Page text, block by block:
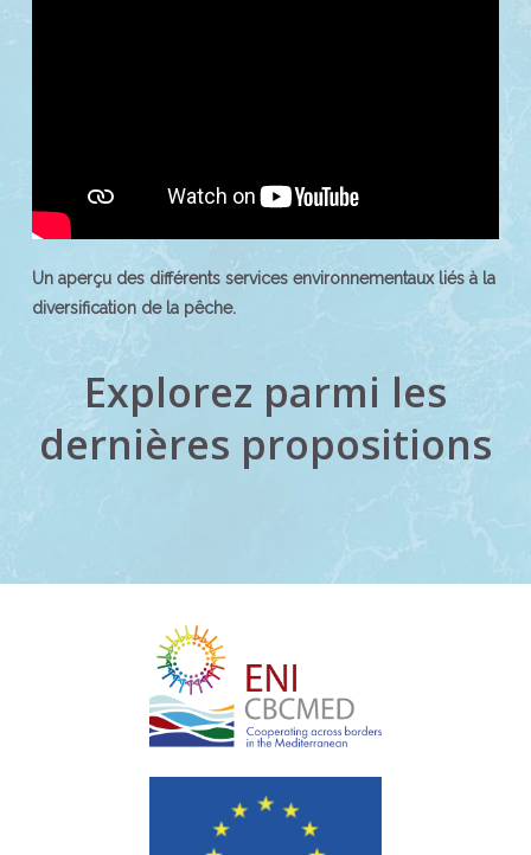
Un aperçu des différents services environnementaux liés à la
diversification de la pêche.
Explorez parmi les
dernières propositions